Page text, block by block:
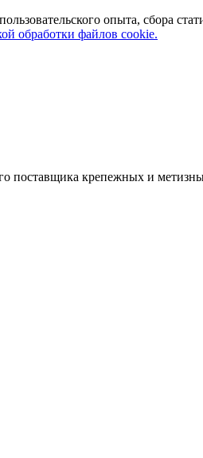
опыта, сбора
обработки файлов cookie.
поставщика крепежных и